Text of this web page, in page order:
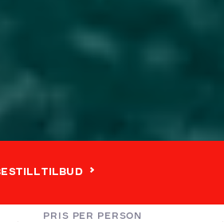
TILBUD
PRIS PER PERSON